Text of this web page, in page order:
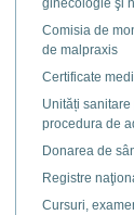
ginecologie şi
Comisia de
de malpraxis
Certificate
Unități
procedura de
Donarea de
Registre
Cursuri,